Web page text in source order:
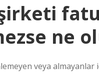
şirketi
ne
veya almayanlar